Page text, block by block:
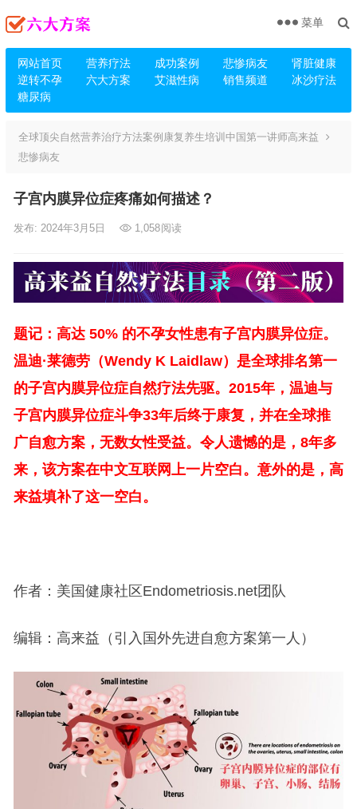
网站首页 营养疗法 成功案例 悲惨病友
肾脏健康
逆转不孕
六大方案 艾滋性病 销售频道
冰沙疗法
糖尿病
菜单
全球顶尖自然营养治疗方法案例康复养生培训中国第一讲师高来益
悲惨病友
子宫内膜异位症疼痛如何描述？
发布: 2024年3月5日 1,058阅读
题记：高达 50% 的不孕女性患有子宫内膜异位症。
温迪·莱德劳（Wendy K Laidlaw）是全球排名第一
的子宫内膜异位症自然疗法先驱。2015年，温迪与
子宫内膜异位症斗争33年后终于康复，并在全球推
广自愈方案，无数女性受益。令人遗憾的是，8年多
来，该方案在中文互联网上一片空白。意外的是，高
来益填补了这一空白。
作者：美国健康社区Endometriosis.net团队
编辑：高来益（引入国外先进自愈方案第一人）